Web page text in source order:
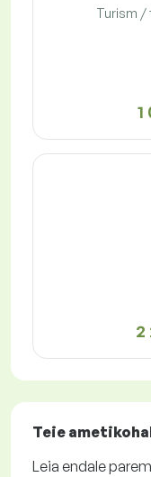
Turism /
1
2
Teie
Leia endale